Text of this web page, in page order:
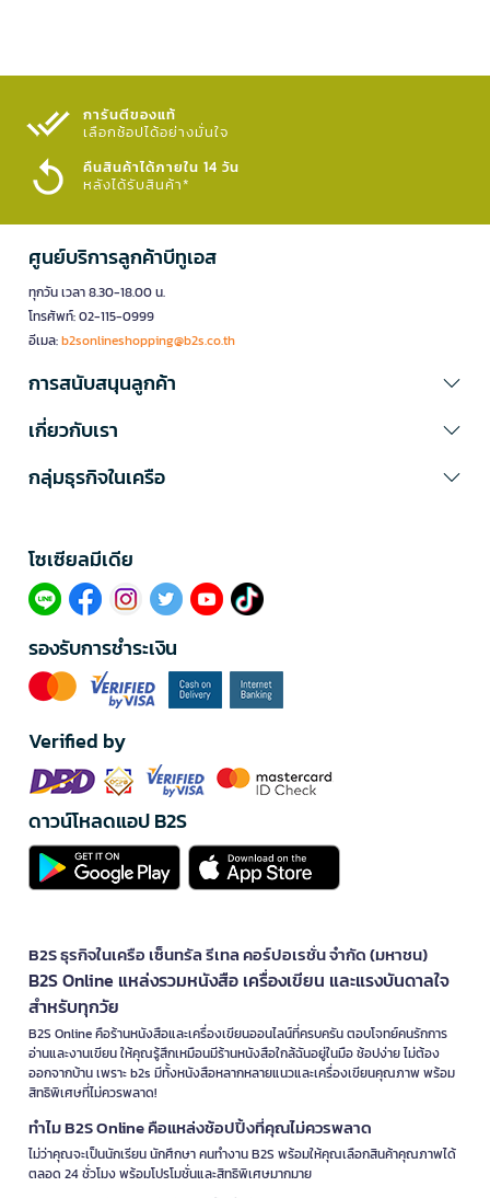
การันตีของแท้
เลือกช้อปได้อย่างมั่นใจ​
คืนสินค้าได้ภายใน 14 วัน
หลังได้รับสินค้า*
ศูนย์บริการลูกค้าบีทูเอส
ทุกวัน เวลา 8.30-18.00 น.
โทรศัพท์: 02-115-0999
อีเมล:b2sonlineshopping@b2s.co.th
การสนับสนุนลูกค้า
เกี่ยวกับเรา
กลุ่มธุรกิจในเครือ
โซเซียลมีเดีย​
รองรับการชำระเงิน
Verified by
ดาวน์โหลดแอป B2S
B2S ธุรกิจในเครือ เซ็นทรัล รีเทล คอร์ปอเรชั่น จำกัด (มหาชน)
B2S Online แหล่งรวมหนังสือ เครื่องเขียน และแรงบันดาลใจ
สำหรับทุกวัย
B2S Online คือร้านหนังสือและเครื่องเขียนออนไลน์ที่ครบครัน ตอบโจทย์คนรักการ
อ่านและงานเขียน ให้คุณรู้สึกเหมือนมีร้านหนังสือใกล้ฉันอยู่ในมือ ช้อปง่าย ไม่ต้อง
ออกจากบ้าน เพราะ b2s มีทั้งหนังสือหลากหลายแนวและเครื่องเขียนคุณภาพ พร้อม
สิทธิพิเศษที่ไม่ควรพลาด!
ทำไม B2S Online คือแหล่งช้อปปิ้งที่คุณไม่ควรพลาด
ไม่ว่าคุณจะเป็นนักเรียน นักศึกษา คนทำงาน B2S พร้อมให้คุณเลือกสินค้าคุณภาพได้
ตลอด 24 ชั่วโมง พร้อมโปรโมชั่นและสิทธิพิเศษมากมาย